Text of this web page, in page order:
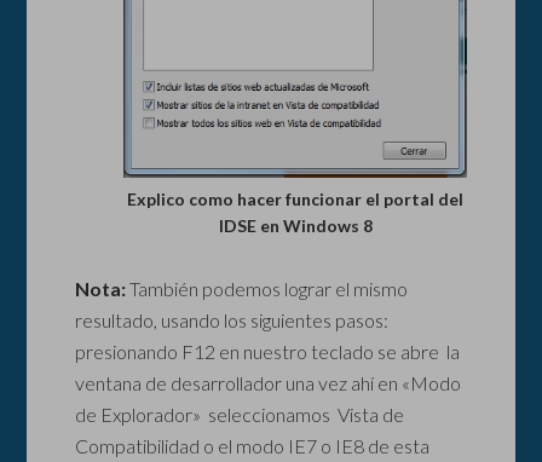
Explico como hacer funcionar el portal del
IDSE en Windows 8
Nota:También podemos lograr el mismo
resultado, usando los siguientes pasos:
presionando F12 en nuestro teclado se abre la
ventana de desarrollador una vez ahí en «Modo
de Explorador» seleccionamos Vista de
Compatibilidad o el modo IE7 o IE8 de esta